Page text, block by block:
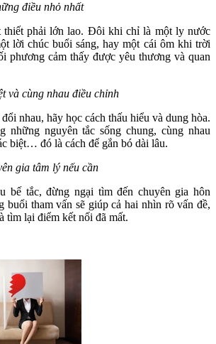
điều nhỏ nhất
thiết phải lớn lao. Đôi khi chỉ là một ly nước
lời chúc buổi sáng, hay một cái ôm khi trời
phương cảm thấy được yêu thương và quan
và cùng nhau điều chỉnh
nhau, hãy học cách thấu hiểu và dung hòa.
những nguyên tắc sống chung, cùng nhau
biệt… đó là cách để gắn bó dài lâu.
gia tâm lý nếu cần
bế tắc, đừng ngại tìm đến chuyên gia hôn
buổi tham vấn sẽ giúp cả hai nhìn rõ vấn đề,
tìm lại điểm kết nối đã mất.